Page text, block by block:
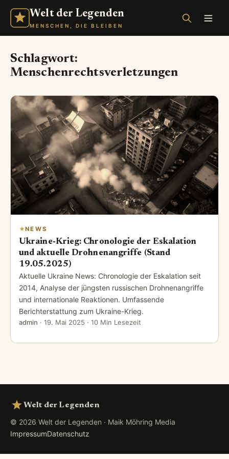
Welt der Legenden
MENSCHEN, DIE BLEIBEN
Schlagwort:
Menschenrechtsverletzungen
NEWS
Ukraine-Krieg: Chronologie der Eskalation
und aktuelle Drohnenangriffe (Stand
19.05.2025)
Aktuelle Ukraine News: Chronologie der Eskalation seit
2014, Analyse der jüngsten russischen Drohnenangriffe
und internationale Reaktionen. Umfassende
Berichterstattung zum Ukraine-Krieg.
admin · 19. Mai 2025 · 10 Min Lesezeit
Welt der Legenden
© 2026 Welt der Legenden · Maik Möhring Media
ImpressumDatenschutz